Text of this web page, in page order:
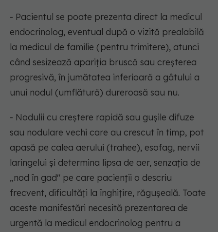
- Pacientul se poate prezenta direct la medicul
endocrinolog, eventual după o vizită prealabilă
la medicul de familie (pentru trimitere), atunci
când sesizează apariția bruscă sau creșterea
progresivă, în jumătatea inferioară a gâtului a
unui nodul (umflătură) dureroasă sau nu.
- Nodulii cu creștere rapidă sau gușile difuze
sau nodulare vechi care au crescut în timp, pot
apasă pe calea aerului (trahee), esofag, nervii
laringelui și determina lipsa de aer, senzația de
„nod în gad" pe care pacienții o descriu
frecvent, dificultăți la înghițire, răgușeală. Toate
aceste manifestări necesită prezentarea de
urgentă la medicul endocrinolog pentru a